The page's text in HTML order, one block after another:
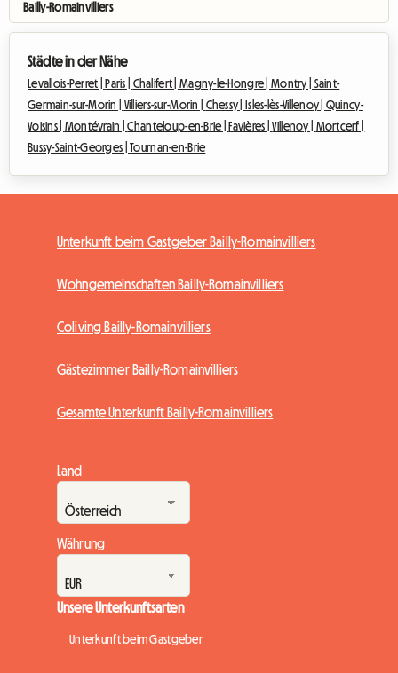
Bailly-Romainvilliers
Städte in der Nähe
Levallois-Perret | Paris | Chalifert | Magny-le-Hongre | Montry | Saint-
Germain-sur-Morin | Villiers-sur-Morin | Chessy | Isles-lès-Villenoy | Quincy-
Voisins | Montévrain |Chanteloup-en-Brie | Favières |Villenoy | Mortcerf |
Bussy-Saint-Georges |Tournan-en-Brie
Unterkunft beim Gastgeber Bailly-Romainvilliers
Wohngemeinschaften Bailly-Romainvilliers
Coliving Bailly-Romainvilliers
Gästezimmer Bailly-Romainvilliers
Gesamte Unterkunft Bailly-Romainvilliers
Land
Währung
Unsere Unterkunftsarten
Unterkunft beim Gastgeber